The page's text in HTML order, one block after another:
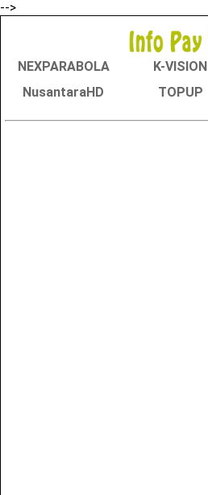
-->
NEXPARABOLA K-VISION
NusantaraHD
TOPUP